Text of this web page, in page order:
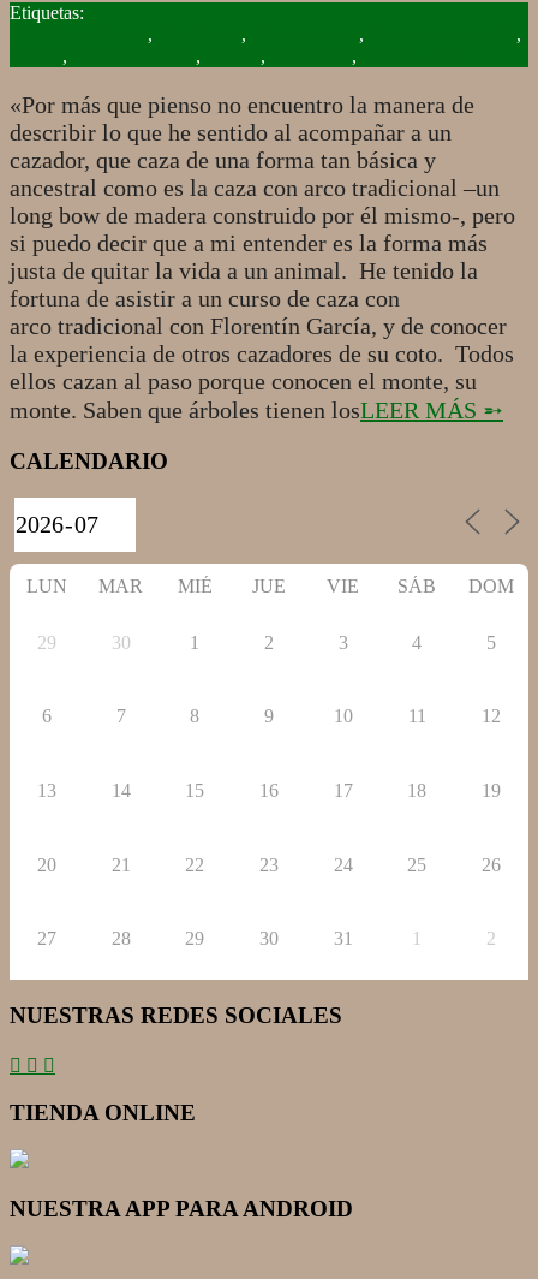
2017-
, , ,
,
, , , ,
«Por más que pienso no encuentro la manera de
describir lo que he sentido al acompañar a un
cazador, que caza de una forma tan básica y
ancestral como es la caza con arco tradicional –un
long bow de madera construido por él mismo-, pero
si puedo decir que a mi entender es la forma más
justa de quitar la vida a un animal. He tenido la
fortuna de asistir a un curso de caza con
arco tradicional con Florentín García, y de conocer
la experiencia de otros cazadores de su coto. Todos
ellos cazan al paso porque conocen el monte, su
monte. Saben que árboles tienen losLEER MÁS ➵
CALENDARIO
LUN MAR MIÉ JUE VIE SÁB DOM
29 30 1 2 3 4 5
6 7 8 9 10 11 12
13 14 15 16 17 18 19
20 21 22 23 24 25 26
27 28 29 30 31 1 2
NUESTRAS REDES SOCIALES
TIENDA ONLINE
NUESTRA APP PARA ANDROID